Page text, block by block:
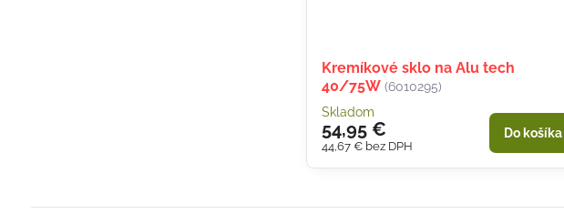
Kremíkové sklo na Alu tech
40/75W (6010295)
Skladom
54,95 €
44,67 € bez DPH
Do košíka